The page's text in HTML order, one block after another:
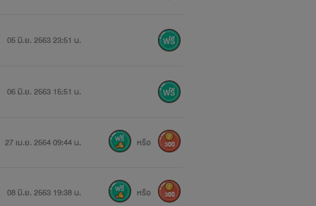
05 มิ.ย. 2563 23:51 น.
06 มิ.ย. 2563 15:51 น.
27 เม.ย. 2564 09:44 น. หรือ 300
08 มิ.ย. 2563 19:38 น. หรือ 300